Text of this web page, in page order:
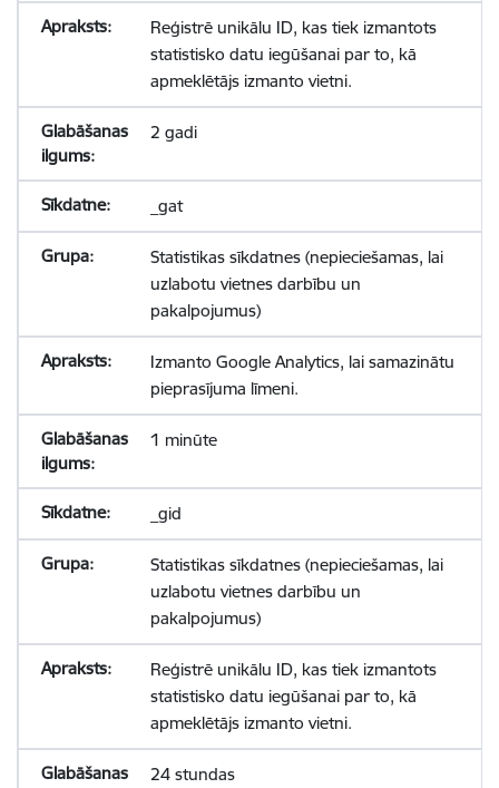
Reģistrē unikālu ID, kas tiek izmantots
statistisko datu iegūšanai par to, kā
apmeklētājs izmanto vietni.
2 gadi
_gat
Statistikas sīkdatnes (nepieciešamas, lai
uzlabotu vietnes darbību un
pakalpojumus)
Izmanto Google Analytics, lai samazinātu
pieprasījuma līmeni.
1 minūte
_gid
Statistikas sīkdatnes (nepieciešamas, lai
uzlabotu vietnes darbību un
pakalpojumus)
Reģistrē unikālu ID, kas tiek izmantots
statistisko datu iegūšanai par to, kā
apmeklētājs izmanto vietni.
24 stundas